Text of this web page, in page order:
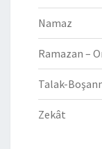
Namaz
Ramazan –
Talak-
Zekât